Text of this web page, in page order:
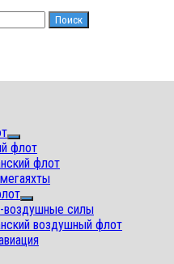
Показать
подменю
флот
флот
Показать
подменю
воздушные силы
воздушный флот